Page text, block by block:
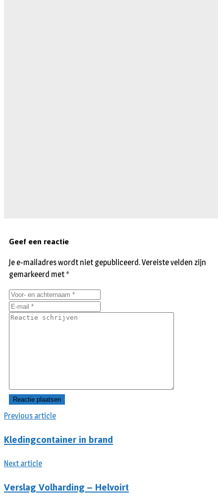
Previous article
Kledingcontainer in brand
Next article
Verslag Volharding – Helvoirt
Geef een reactie
Je e-mailadres wordt niet gepubliceerd.Vereiste velden zijn
gemarkeerd met *